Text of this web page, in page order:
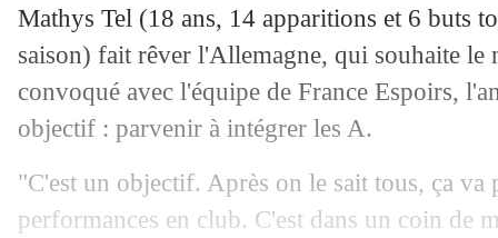
Mathys Tel (18 ans, 14 apparitions et 6 buts
saison) fait rêver l'Allemagne, qui souhaite le
convoqué avec l'équipe de France Espoirs,
objectif : parvenir à intégrer les A.
"C'est un objectif. Après on le sait tous, ça va
performances en club. C'est dans un coin de
29/10 Brest: Roy a trouvé Mbappé ridicule
PSG : Mbappé, réaction à un chant
29/10 PSG: Mbappé chambreur, Enrique
Brest: la frustration de Chardonnet